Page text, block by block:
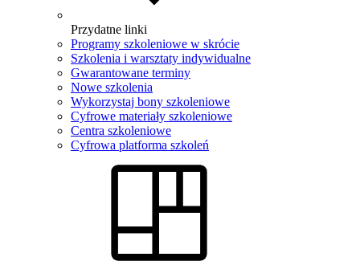
Przydatne linki
Programy szkoleniowe w skrócie
Szkolenia i warsztaty indywidualne
Gwarantowane terminy
Nowe szkolenia
Wykorzystaj bony szkoleniowe
Cyfrowe materiały szkoleniowe
Centra szkoleniowe
Cyfrowa platforma szkoleń